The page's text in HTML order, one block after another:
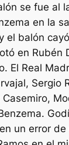
se fue al
en la
el balón
en Rubén
El Real
Sergio
un error de